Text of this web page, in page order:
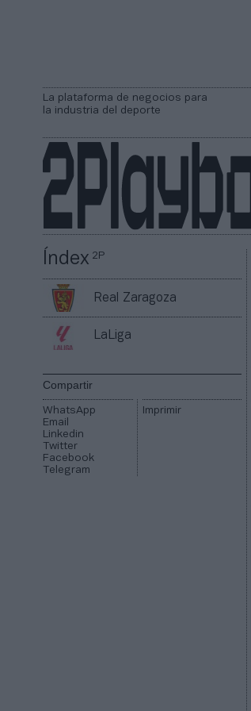
La plataforma de negocios para
la industria del deporte
Índex2P
Real Zaragoza
LaLiga
Compartir
WhatsApp
Email
Linkedin
Twitter
Facebook
Telegram
Imprimir